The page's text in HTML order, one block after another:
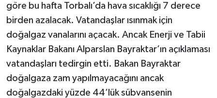
göre bu hafta Torbalı’da hava sıcaklığı 7 derece
birden azalacak. Vatandaşlar ısınmak için
doğalgaz vanalarını açacak. Ancak Enerji ve Tabii
Kaynaklar Bakanı Alparslan Bayraktar’ın açıklaması
vatandaşları tedirgin etti. Bakan Bayraktar
doğalgaza zam yapılmayacağını ancak
doğalgazdaki yüzde 44’lük sübvansenin